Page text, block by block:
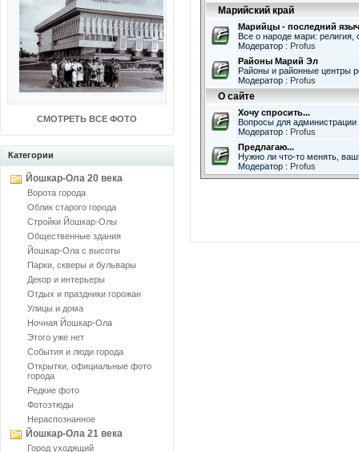
СМОТРЕТЬ ВСЕ ФОТО
Категории
Йошкар-Ола 20 века
Ворота города
Облик старого города
Стройки Йошкар-Олы
Общественные здания
Йошкар-Ола с высоты
Парки, скверы и бульвары
Декор и интерьеры
Отдых и праздники горожан
Улицы и дома
Ночная Йошкар-Ола
Этого уже нет
События и люди города
Открытки, официальные фото
города
Редкие фото
Фотоэтюды
Нераспознанное
Йошкар-Ола 21 века
Город уходящий
Марийский край
Марийцы - последний
Все о народе мари: религия,
Модератор : Profus
Районы Марий Эл
Районы и районные центры
Модератор : Profus
О сайте
Хочу спросить...
Вопросы для администрации
Модератор : Profus
Предлагаю...
Нужно ли что-то менять,
Модератор : Profus